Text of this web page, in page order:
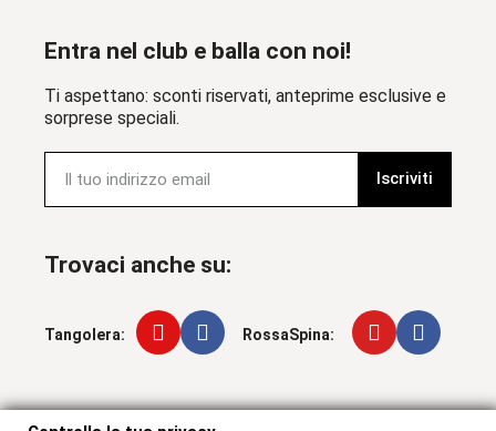
Entra nel club e balla con noi!
Ti aspettano: sconti riservati, anteprime esclusive e
sorprese speciali.
Iscriviti
Trovaci anche su:
Tangolera: RossaSpina:
Controlla la tua privacy